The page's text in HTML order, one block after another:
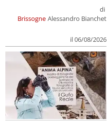
Brissogne
di
Alessandro Bianchet
il 06/08/2026